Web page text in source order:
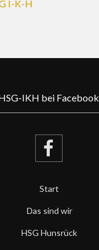
I-K-H
IKH bei Facebook
Start
Das sind wir
HSG Hunsrück